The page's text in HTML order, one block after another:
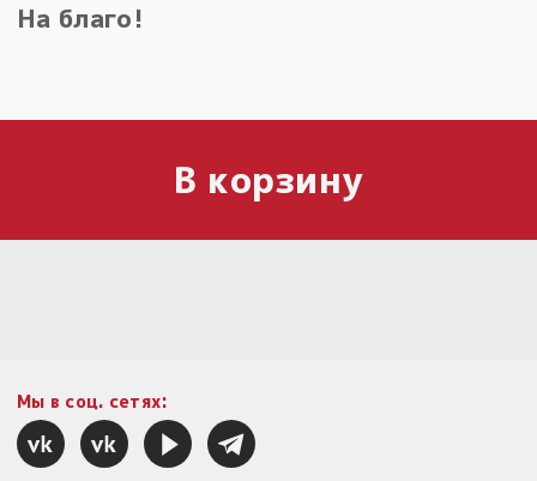
На благо!
В корзину
Мы в соц. сетях: